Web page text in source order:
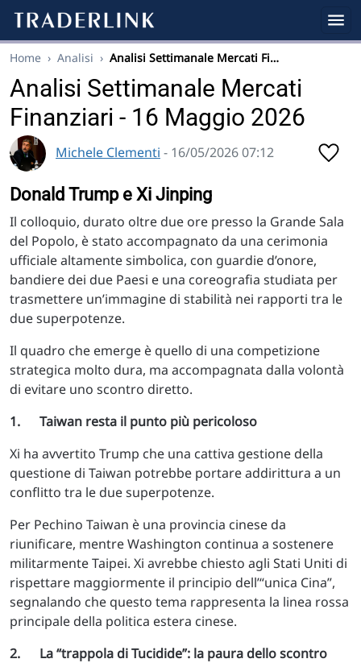
Home › Analisi › Analisi Settimanale Mercati Fi…
Analisi Settimanale Mercati
Finanziari - 16 Maggio 2026
Michele Clementi - 16/05/2026 07:12
Donald Trump e Xi Jinping
Il colloquio, durato oltre due ore presso la Grande Sala
del Popolo, è stato accompagnato da una cerimonia
ufficiale altamente simbolica, con guardie d’onore,
bandiere dei due Paesi e una coreografia studiata per
trasmettere un’immagine di stabilità nei rapporti tra le
due superpotenze.
Il quadro che emerge è quello di una competizione
strategica molto dura, ma accompagnata dalla volontà
di evitare uno scontro diretto.
1. Taiwan resta il punto più pericoloso
Xi ha avvertito Trump che una cattiva gestione della
questione di Taiwan potrebbe portare addirittura a un
conflitto tra le due superpotenze.
Per Pechino Taiwan è una provincia cinese da
riunificare, mentre Washington continua a sostenere
militarmente Taipei. Xi avrebbe chiesto agli Stati Uniti di
rispettare maggiormente il principio dell’“unica Cina”,
segnalando che questo tema rappresenta la linea rossa
principale della politica estera cinese.
2. La “trappola di Tucidide”: la paura dello scontro